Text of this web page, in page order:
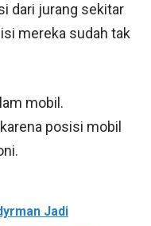
dari jurang sekitar
mereka sudah tak
mobil.
posisi mobil
Jadi